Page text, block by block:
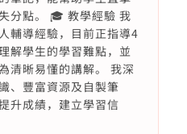
分點。 🎓 教學經驗 我
輔導經驗，目前正指導4
解學生的學習難點，並
清晰易懂的講解。 我深
、豐富資源及自製筆
升成績，建立學習信